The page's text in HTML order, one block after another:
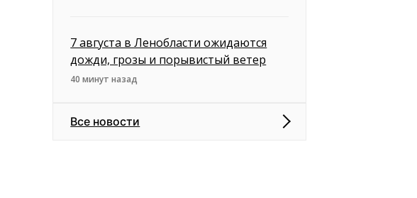
7 августа в Ленобласти ожидаются
дожди, грозы и порывистый ветер
40 минут назад
Все новости